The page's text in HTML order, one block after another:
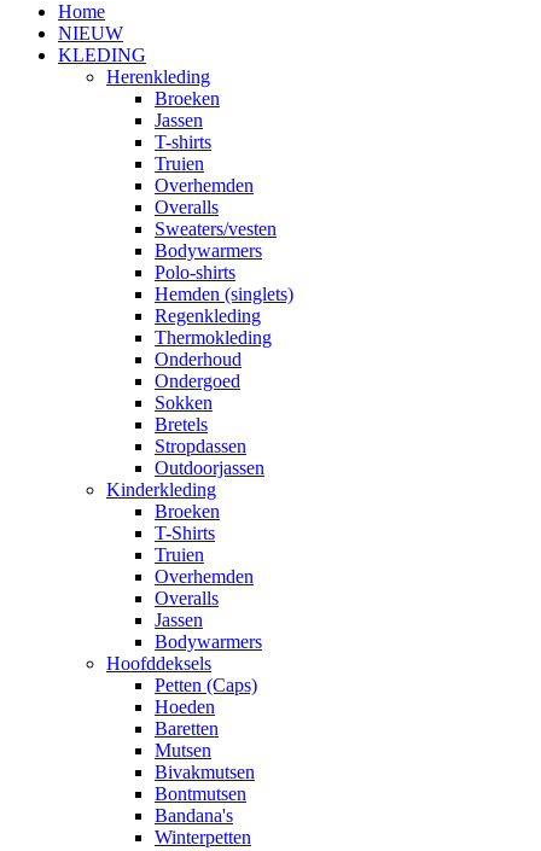
Home
NIEUW
KLEDING
Herenkleding
Broeken
Jassen
T-shirts
Truien
Overhemden
Overalls
Sweaters/vesten
Bodywarmers
Polo-shirts
Hemden (singlets)
Regenkleding
Thermokleding
Onderhoud
Ondergoed
Sokken
Bretels
Stropdassen
Outdoorjassen
Kinderkleding
Broeken
T-Shirts
Truien
Overhemden
Overalls
Jassen
Bodywarmers
Hoofddeksels
Petten (Caps)
Hoeden
Baretten
Mutsen
Bivakmutsen
Bontmutsen
Bandana's
Winterpetten